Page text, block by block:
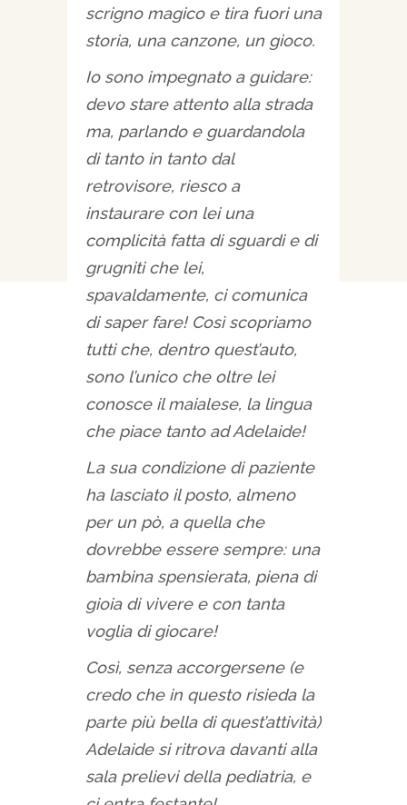
scrigno magico e tira fuori una
storia, una canzone, un gioco.
Io sono impegnato a guidare:
devo stare attento alla strada
ma, parlando e guardandola
di tanto in tanto dal
retrovisore, riesco a
instaurare con lei una
complicità fatta di sguardi e di
grugniti che lei,
spavaldamente, ci comunica
di saper fare! Così scopriamo
tutti che, dentro quest’auto,
sono l’unico che oltre lei
conosce il maialese, la lingua
che piace tanto ad Adelaide!
La sua condizione di paziente
ha lasciato il posto, almeno
per un pò, a quella che
dovrebbe essere sempre: una
bambina spensierata, piena di
gioia di vivere e con tanta
voglia di giocare!
Così, senza accorgersene (e
credo che in questo risieda la
parte più bella di quest’attività)
Adelaide si ritrova davanti alla
sala prelievi della pediatria, e